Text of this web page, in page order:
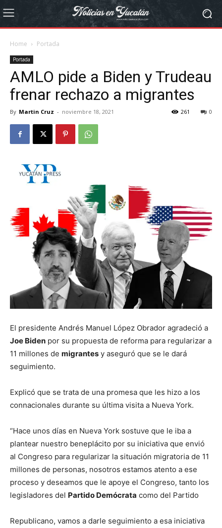
Home Portada
Portada
AMLO pide a Biden y Trudeau
frenar rechazo a migrantes
By Martin Cruz - noviembre 18, 2021 0
261
El presidente Andrés Manuel López Obrador agradeció a
Joe Biden por su propuesta de reforma para regularizar a
11 millones de migrantes y aseguró que se le dará
seguimiento.
Explicó que se trata de una promesa que les hizo a los
connacionales durante su última visita a Nueva York.
“Hace unos días en Nueva York sostuve que le iba a
plantear nuestro beneplácito por su iniciativa que envió
al Congreso para regularizar la situación migratoria de 11
millones de personas, nosotros estamos atento a ese
proceso y deseamos que le apoye el Congreso, tanto los
legisladores del Partido Demócrata como del Partido
Republicano, vamos a darle seguimiento a esa iniciativa